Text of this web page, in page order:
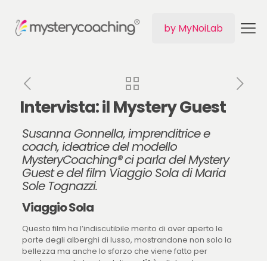
by MyNoiLab
Intervista: il Mystery Guest
Susanna Gonnella, imprenditrice e
coach, ideatrice del modello
MysteryCoaching®ci parla del Mystery
Guest e del film Viaggio Sola di Maria
Sole Tognazzi.
Viaggio Sola
Questo film ha l’indiscutibile merito di aver aperto le
porte degli alberghi di lusso, mostrandone non solo la
bellezza ma anche lo sforzo che viene fatto per